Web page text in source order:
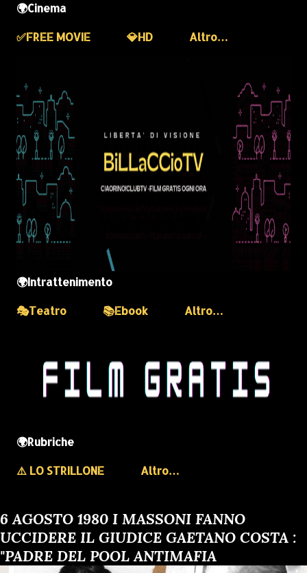
🌍Cinema
✅️FREE MOVIE
💎HD Altro…
🌍Intrattenimento
🎭Teatro
📚Ebook Altro…
🌍Rubriche
⚠️ LO STRILLONE
Altro…
6 AGOSTO 1980 I MASSONI FANNO
UCCIDERE IL GIUDICE GAETANO COSTA :
"PADRE DEL POOL ANTIMAFIA